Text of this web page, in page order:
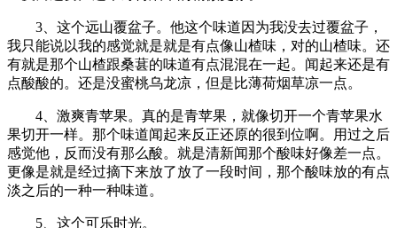
3、这个远山覆盆子。他这个味道因为我没去过覆盆子，
我只能说以我的感觉就是就是有点像山楂味，对的山楂味。还
有就是那个山楂跟桑葚的味道有点混混在一起。闻起来还是有
点酸酸的。还是没蜜桃乌龙凉，但是比薄荷烟草凉一点。
4、激爽青苹果。真的是青苹果，就像切开一个青苹果水
果切开一样。那个味道闻起来反正还原的很到位啊。用过之后
感觉他，反而没有那么酸。就是清新闻那个酸味好像差一点。
更像是就是经过摘下来放了放了一段时间，那个酸味放的有点
淡之后的一种一种味道。
5、这个可乐时光。